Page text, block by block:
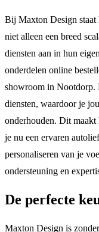
Bij Maxton Design
niet alleen een breed
diensten aan in hun
onderdelen online
showroom in Nootdorp.
diensten, waardoor je
onderhouden. Dit
je nu een ervaren
personaliseren van je
ondersteuning en
De perfecte
Maxton Design is